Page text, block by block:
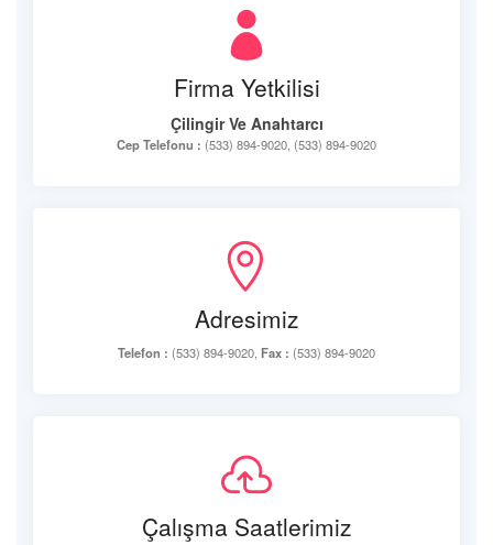
Firma Yetkilisi
Çilingir Ve Anahtarcı
Cep Telefonu : (533) 894-9020, (533) 894-9020
Adresimiz
Telefon : (533) 894-9020, Fax : (533) 894-9020
Çalışma Saatlerimiz